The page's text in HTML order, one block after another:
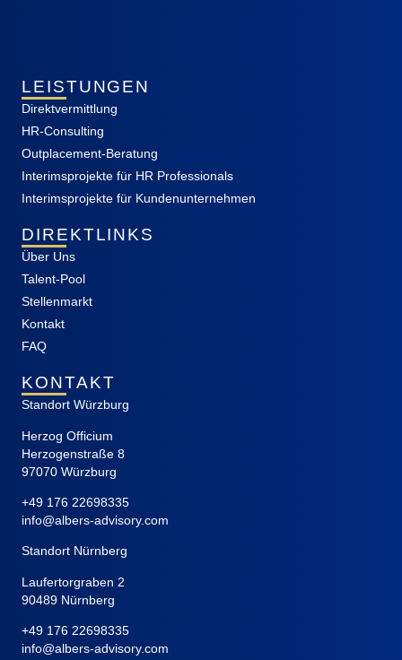
LEISTUNGEN
Direktvermittlung
HR-Consulting
Outplacement-Beratung
Interimsprojekte für HR Professionals
Interimsprojekte für Kundenunternehmen
DIREKTLINKS
Über Uns
Talent-Pool
Stellenmarkt
Kontakt
FAQ
KONTAKT
Standort Würzburg
Herzog Officium
Herzogenstraße 8
97070 Würzburg
+49 176 22698335
info@albers-advisory.com
Standort Nürnberg
Laufertorgraben 2
90489 Nürnberg
+49 176 22698335
info@albers-advisory.com